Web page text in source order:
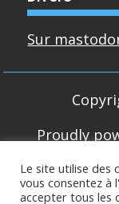
Sur
Proudly
Le site utilise des
vous consentez à
accepter tous les